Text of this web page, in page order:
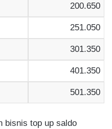
200.650
251.050
301.350
401.350
501.350
bisnis top up saldo